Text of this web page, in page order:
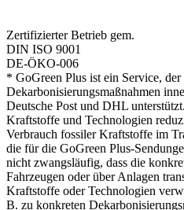
Zertifizierter Betrieb gem.
DIN ISO 9001
DE-ÖKO-006
* GoGreen Plus ist ein Service, der
Dekarbonisierungsmaßnahmen
Deutsche Post und DHL
Kraftstoffe und Technologien
Verbrauch fossiler Kraftstoffe im
die für die GoGreen Plus-
nicht zwangsläufig, dass die
Fahrzeugen oder über Anlagen
Kraftstoffe oder Technologien
B. zu konkreten